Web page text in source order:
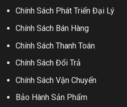
Chính Sách Phát Triển Đại Lý
Chính Sách Bán Hàng
Chính Sách Thanh Toán
Chính Sách Đổi Trả
Chính Sách Vận Chuyển
Bảo Hành Sản Phẩm